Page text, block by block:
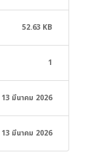
52.63 KB
1
13 มีนาคม 2026
13 มีนาคม 2026